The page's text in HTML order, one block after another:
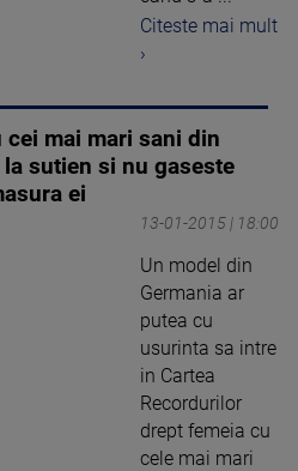
Citeste mai mult
›
cei mai mari sani din
sutien si nu gaseste
ei
13-01-2015 | 18:00
Un model din
Germania ar
putea cu
usurinta sa intre
in Cartea
Recordurilor
drept femeia cu
cele mai mari